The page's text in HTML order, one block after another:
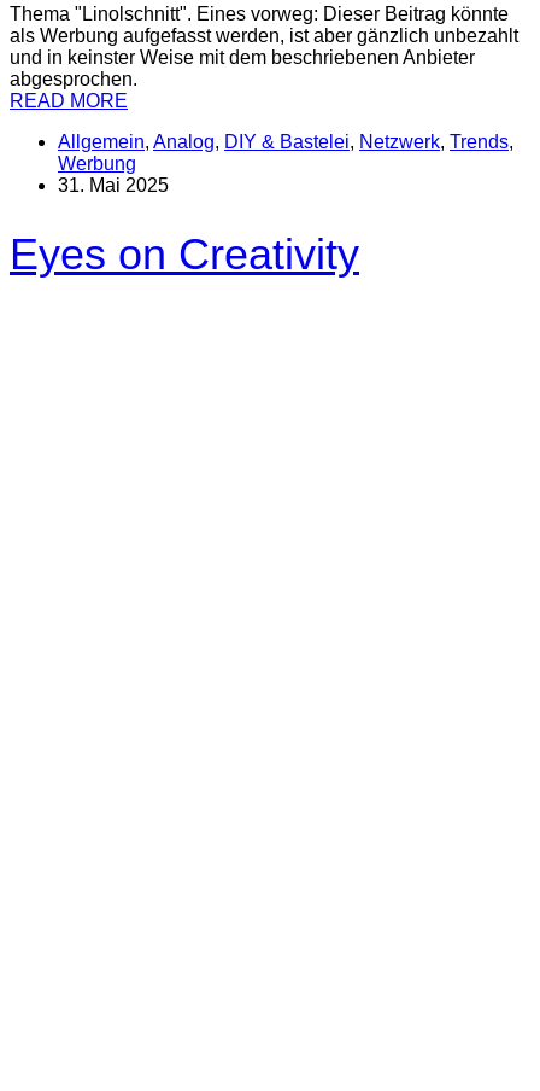
Thema "Linolschnitt". Eines vorweg: Dieser Beitrag könnte
als Werbung aufgefasst werden, ist aber gänzlich unbezahlt
und in keinster Weise mit dem beschriebenen Anbieter
abgesprochen.
READ MORE
Allgemein, Analog, DIY & Bastelei, Netzwerk, Trends,
Werbung
31. Mai 2025
Eyes on Creativity